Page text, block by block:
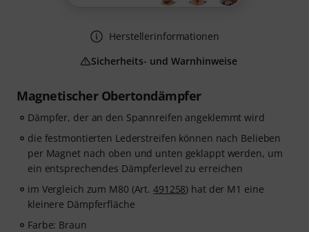
Magnetischer Obertondämpfer
Dämpfer, der an den Spannreifen angeklemmt wird
die festmontierten Lederstreifen können nach Belieben
per Magnet nach oben und unten geklappt werden, um
ein entsprechendes Dämpferlevel zu erreichen
im Vergleich zum M80 (Art.491258) hat der M1 eine
kleinere Dämpferfläche
Farbe: Braun
Herstellerinformationen
Sicherheits- und Warnhinweise